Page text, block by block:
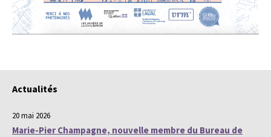
Actualités
20 mai 2026
Marie-Pier Champagne, nouvelle membre du Bureau de